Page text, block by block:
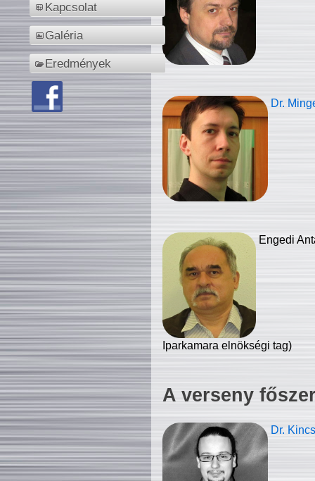
Kapcsolat
Galéria
Eredmények
Dr.
Engedi
Iparkamara elnökségi tag)
A verseny
Dr.